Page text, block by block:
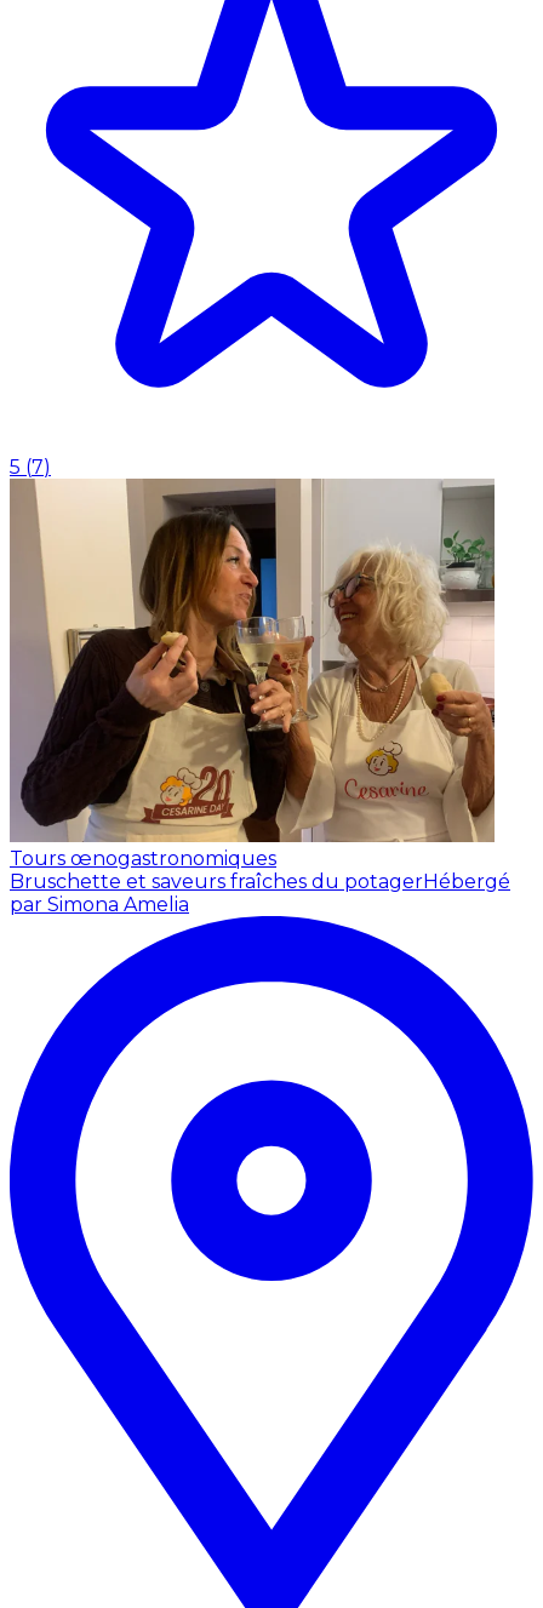
5 (7)
Tours œnogastronomiques
Bruschette et saveurs fraîches du potagerHébergé
par Simona Amelia